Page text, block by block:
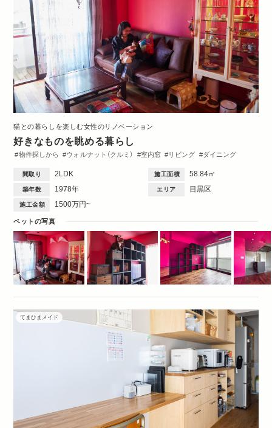
猫との暮らしを楽しむ女性のリノベーション
好きなものを眺める暮らし
物件探しから ウォルナット（クルミ） 室内窓 リビング
ダイニング
ペット
間取図
間取り 2LDK 施工面積 58.84㎡
築年数 1978年 エリア 目黒区
施工金額 1500万円~
ペットの写真
てまひまメイド